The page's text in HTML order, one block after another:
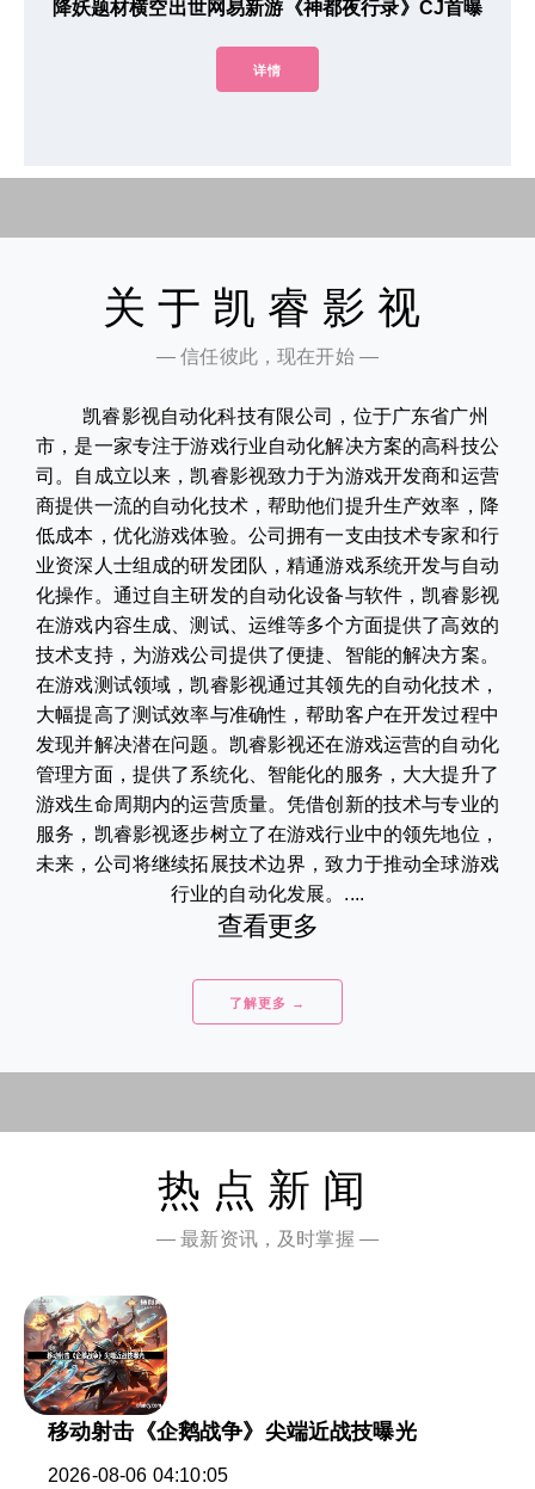
降妖题材横空出世网易新游《神都夜行录》CJ首曝
详情
关于凯睿影视
— 信任彼此，现在开始 —
凯睿影视自动化科技有限公司，位于广东省广州
市，是一家专注于游戏行业自动化解决方案的高科技公
司。自成立以来，凯睿影视致力于为游戏开发商和运营
商提供一流的自动化技术，帮助他们提升生产效率，降
低成本，优化游戏体验。公司拥有一支由技术专家和行
业资深人士组成的研发团队，精通游戏系统开发与自动
化操作。通过自主研发的自动化设备与软件，凯睿影视
在游戏内容生成、测试、运维等多个方面提供了高效的
技术支持，为游戏公司提供了便捷、智能的解决方案。
在游戏测试领域，凯睿影视通过其领先的自动化技术，
大幅提高了测试效率与准确性，帮助客户在开发过程中
发现并解决潜在问题。凯睿影视还在游戏运营的自动化
管理方面，提供了系统化、智能化的服务，大大提升了
游戏生命周期内的运营质量。凭借创新的技术与专业的
服务，凯睿影视逐步树立了在游戏行业中的领先地位，
未来，公司将继续拓展技术边界，致力于推动全球游戏
行业的自动化发展。....
查看更多
了解更多 →
热点新闻
— 最新资讯，及时掌握 —
移动射击《企鹅战争》尖端近战技曝光
2026-08-06 04:10:05